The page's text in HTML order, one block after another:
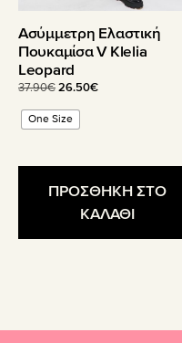
Ασύμμετρη Ελαστική
Πουκαμίσα V Klelia
Leopard
37.90€Original
was:
26.50€Η
One Size
ΠΡΟΣΘΗΚΗ ΣΤΟ
ΚΑΛΑΘΙ
προϊόντος